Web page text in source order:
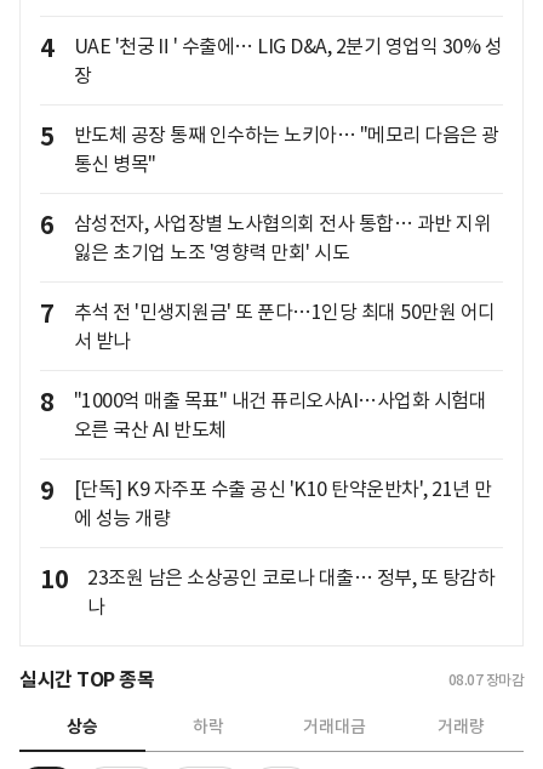
4
UAE '천궁Ⅱ' 수출에… LIG D&A, 2분기 영업익 30% 성
장
5
반도체 공장 통째 인수하는 노키아… "메모리 다음은 광
통신 병목"
6
삼성전자, 사업장별 노사협의회 전사 통합… 과반 지위
잃은 초기업 노조 '영향력 만회' 시도
7
추석 전 '민생지원금' 또 푼다…1인당 최대 50만원 어디
서 받나
8
"1000억 매출 목표" 내건 퓨리오사AI…사업화 시험대
오른 국산 AI 반도체
9
[단독] K9 자주포 수출 공신 'K10 탄약운반차', 21년 만
에 성능 개량
10
23조원 남은 소상공인 코로나 대출… 정부, 또 탕감하
나
실시간 TOP 종목 08.07 장마감
상승 하락 거래대금 거래량